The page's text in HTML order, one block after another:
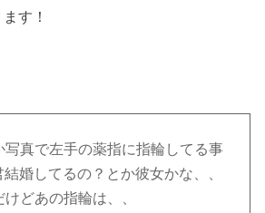
す！
写真で左手の薬指に指輪してる事
婚してるの？とか彼女かな、、
どあの指輪は、、